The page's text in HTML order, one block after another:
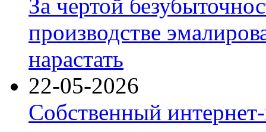
За чертой
производстве
нарастать
22-05-2026
Собственный